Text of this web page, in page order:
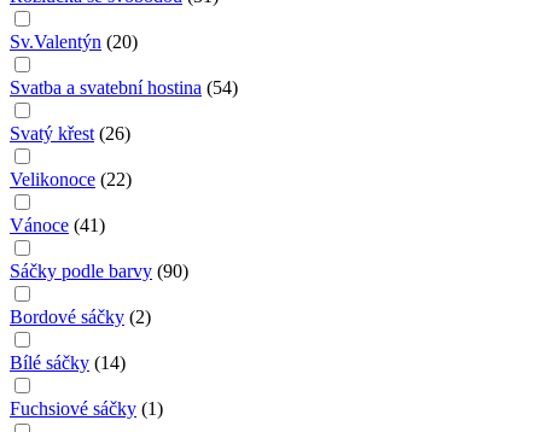
Sv.Valentýn (20)
Svatba a svatební hostina (54)
Svatý křest (26)
Velikonoce (22)
Vánoce (41)
Sáčky podle barvy (90)
Bordové sáčky (2)
Bílé sáčky (14)
Fuchsiové sáčky (1)